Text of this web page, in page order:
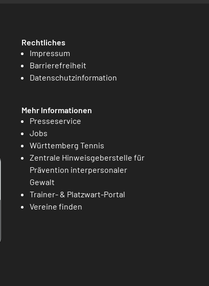
Rechtliches
Impressum
Barrierefreiheit
Datenschutzinformation
Mehr Informationen
Presseservice
Jobs
Württemberg Tennis
Zentrale Hinweisgeberstelle für
Prävention interpersonaler
Gewalt
Trainer- & Platzwart-Portal
Vereine finden